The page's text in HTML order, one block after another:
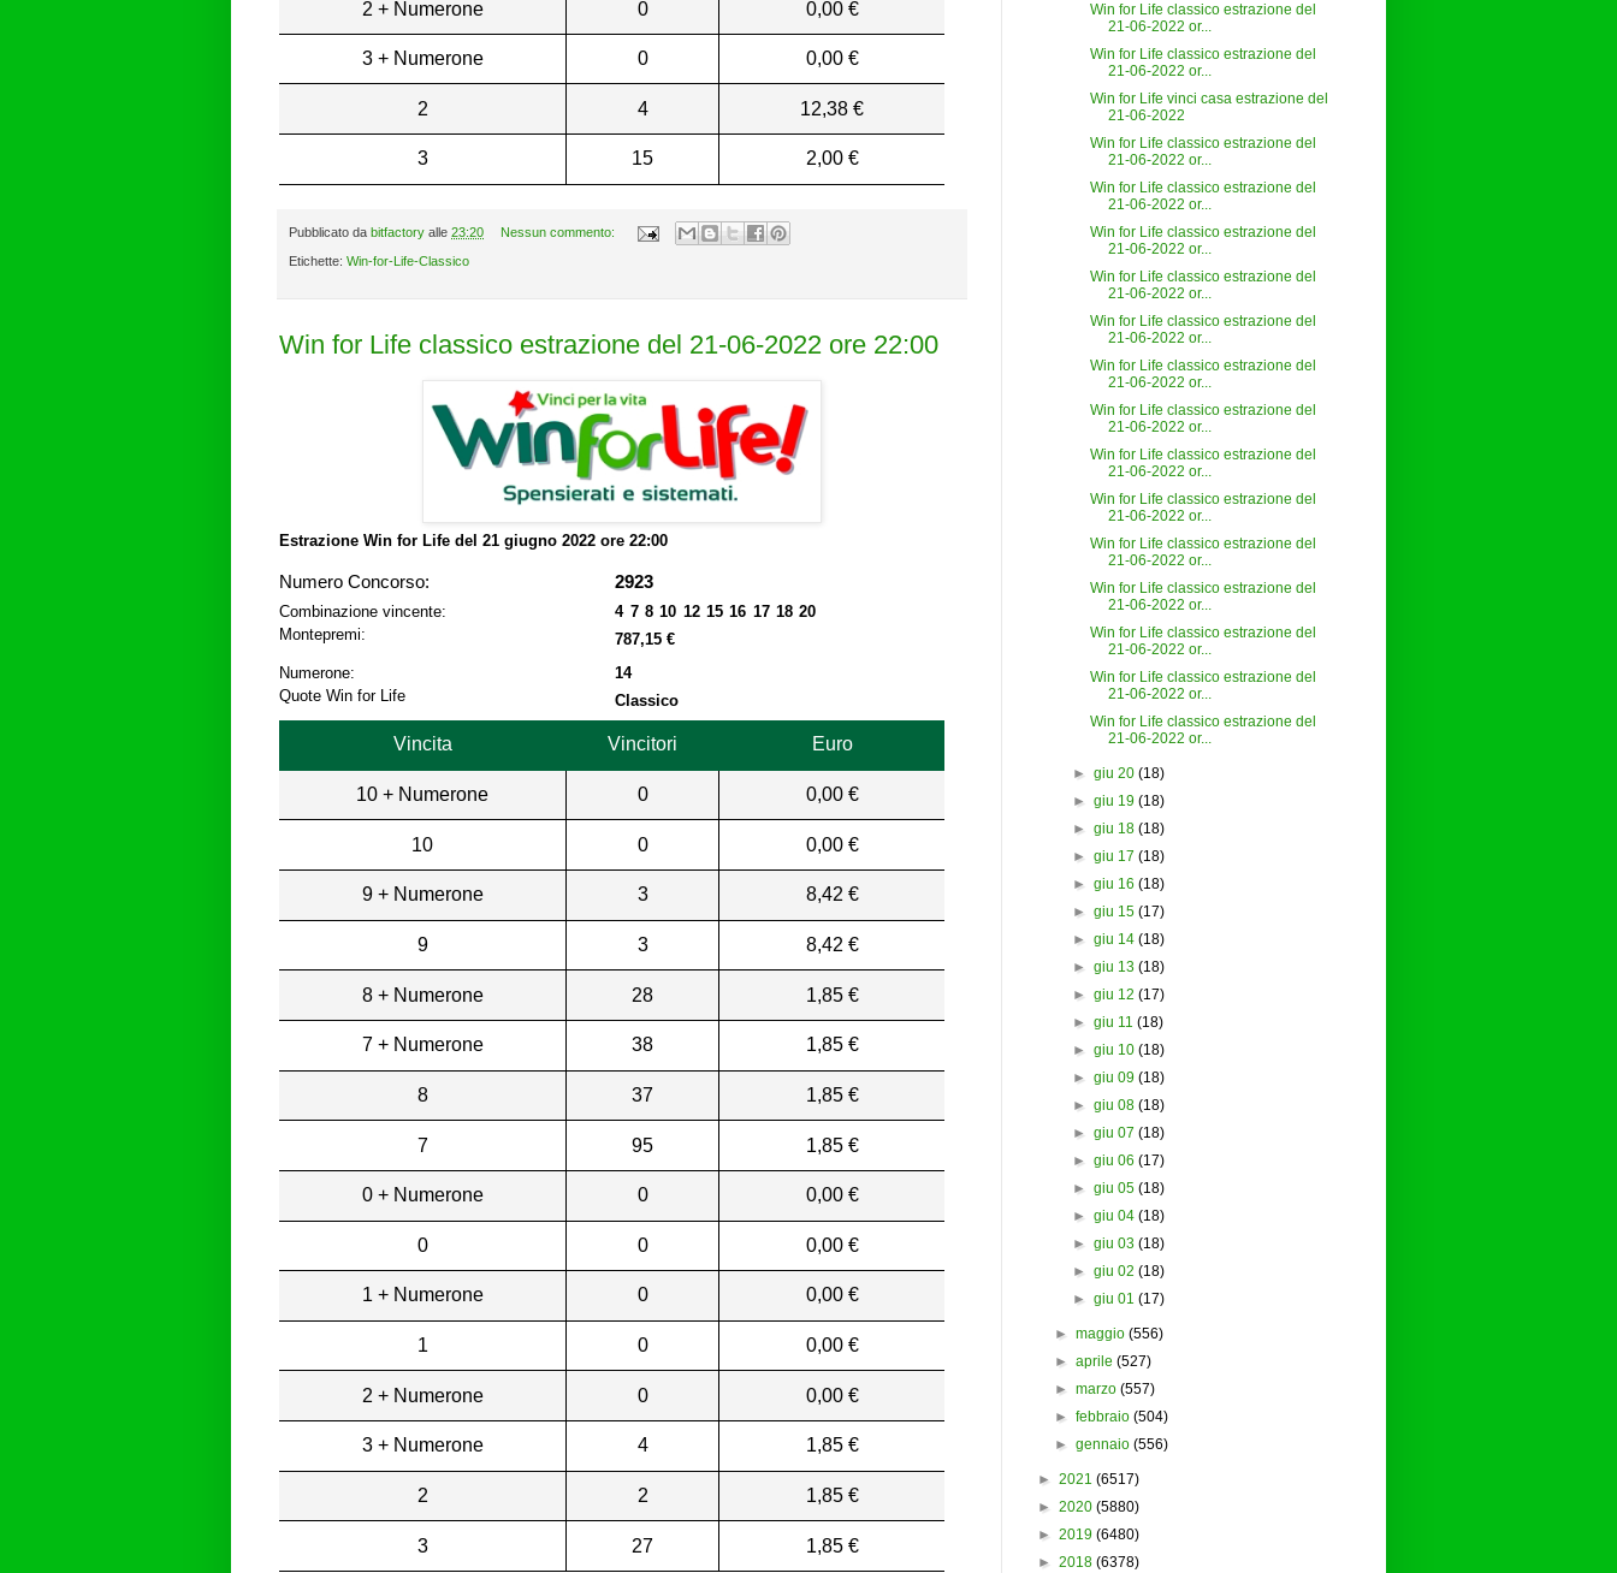
2 + Numerone 0 0,00 €
3 + Numerone 0 0,00 €
2 4 12,38 €
3 15 2,00 €
Pubblicato da bitfactory alle 23:20 Nessun commento:
Etichette: Win-for-Life-Classico
Win for Life classico estrazione del 21-06-2022 ore 22:00
Estrazione Win for Life del 21 giugno 2022 ore 22:00
Numero Concorso: 2923
Combinazione vincente:
4 7 8 10 12 15 16 17 18 20
Montepremi:
787,15 €
Numerone:
14
Quote Win for Life
Classico
Vincita Vincitori Euro
10 + Numerone 0 0,00 €
10 0 0,00 €
9 + Numerone 3 8,42 €
9 3 8,42 €
8 + Numerone 28 1,85 €
7 + Numerone 38 1,85 €
8 37 1,85 €
7 95 1,85 €
0 + Numerone 0 0,00 €
0 0 0,00 €
1 + Numerone 0 0,00 €
1 0 0,00 €
2 + Numerone 0 0,00 €
3 + Numerone 4 1,85 €
2 2 1,85 €
3 27 1,85 €
Win for Life classico estrazione del
21-06-2022 or...
Win for Life classico estrazione del
21-06-2022 or...
Win for Life vinci casa estrazione del
21-06-2022
Win for Life classico estrazione del
21-06-2022 or...
Win for Life classico estrazione del
21-06-2022 or...
Win for Life classico estrazione del
21-06-2022 or...
Win for Life classico estrazione del
21-06-2022 or...
Win for Life classico estrazione del
21-06-2022 or...
Win for Life classico estrazione del
21-06-2022 or...
Win for Life classico estrazione del
21-06-2022 or...
Win for Life classico estrazione del
21-06-2022 or...
Win for Life classico estrazione del
21-06-2022 or...
Win for Life classico estrazione del
21-06-2022 or...
Win for Life classico estrazione del
21-06-2022 or...
Win for Life classico estrazione del
21-06-2022 or...
Win for Life classico estrazione del
21-06-2022 or...
Win for Life classico estrazione del
21-06-2022 or...
► giu 20 (18)
► giu 19 (18)
► giu 18 (18)
► giu 17 (18)
► giu 16 (18)
► giu 15 (17)
► giu 14 (18)
► giu 13 (18)
► giu 12 (17)
► giu 11 (18)
► giu 10 (18)
► giu 09 (18)
► giu 08 (18)
► giu 07 (18)
► giu 06 (17)
► giu 05 (18)
► giu 04 (18)
► giu 03 (18)
► giu 02 (18)
► giu 01 (17)
►maggio (556)
►aprile (527)
►marzo (557)
►febbraio (504)
►gennaio (556)
► 2021 (6517)
► 2020 (5880)
► 2019 (6480)
► 2018 (6378)